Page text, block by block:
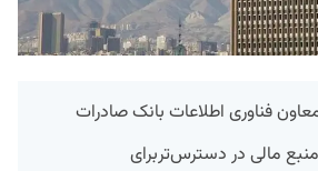
فناوری اطلاعات بانک صادرات
مالی در دسترس‌تربرای